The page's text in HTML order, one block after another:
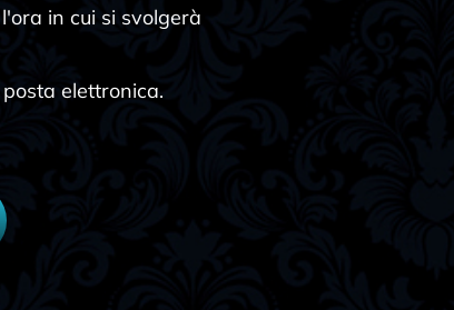
in cui si svolgerà
elettronica.